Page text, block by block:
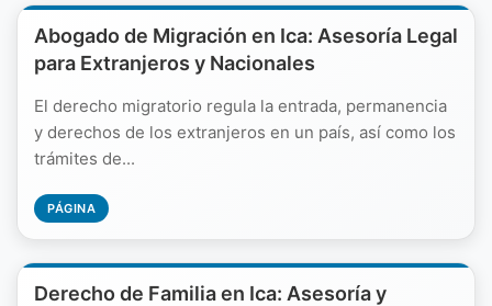
Abogado de Migración en Ica: Asesoría Legal
para Extranjeros y Nacionales
El derecho migratorio regula la entrada, permanencia
y derechos de los extranjeros en un país, así como los
trámites de...
PÁGINA
Derecho de Familia en Ica: Asesoría y